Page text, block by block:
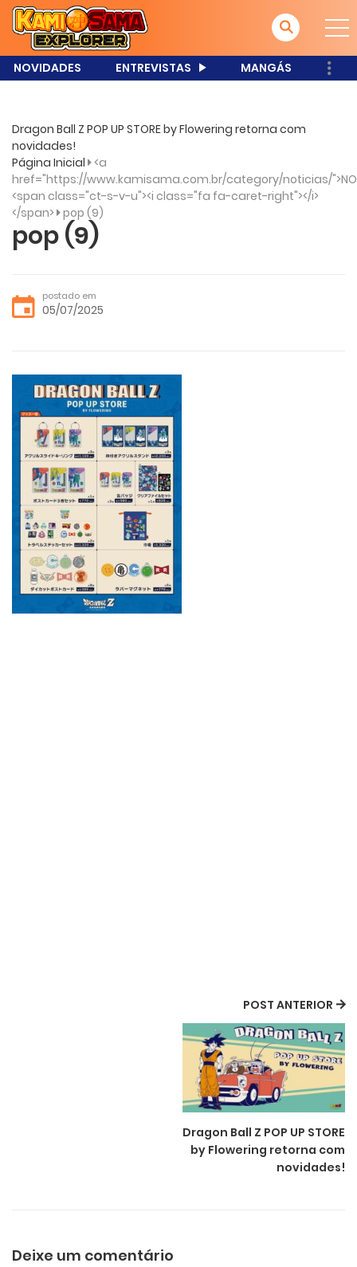
NOVIDADES ENTREVISTAS MANGÁS
Dragon Ball Z POP UP STORE by Flowering retorna com
novidades!
Página Inicial <a
href="https://www.kamisama.com.br/category/noticias/
<span class="ct-s-v-u"><i class="fa fa-caret-right"></i>
</span> pop (9)
pop (9)
postado em
05/07/2025
POST ANTERIOR
Dragon Ball Z POP UP STORE
by Flowering retorna com
novidades!
Deixe um comentário